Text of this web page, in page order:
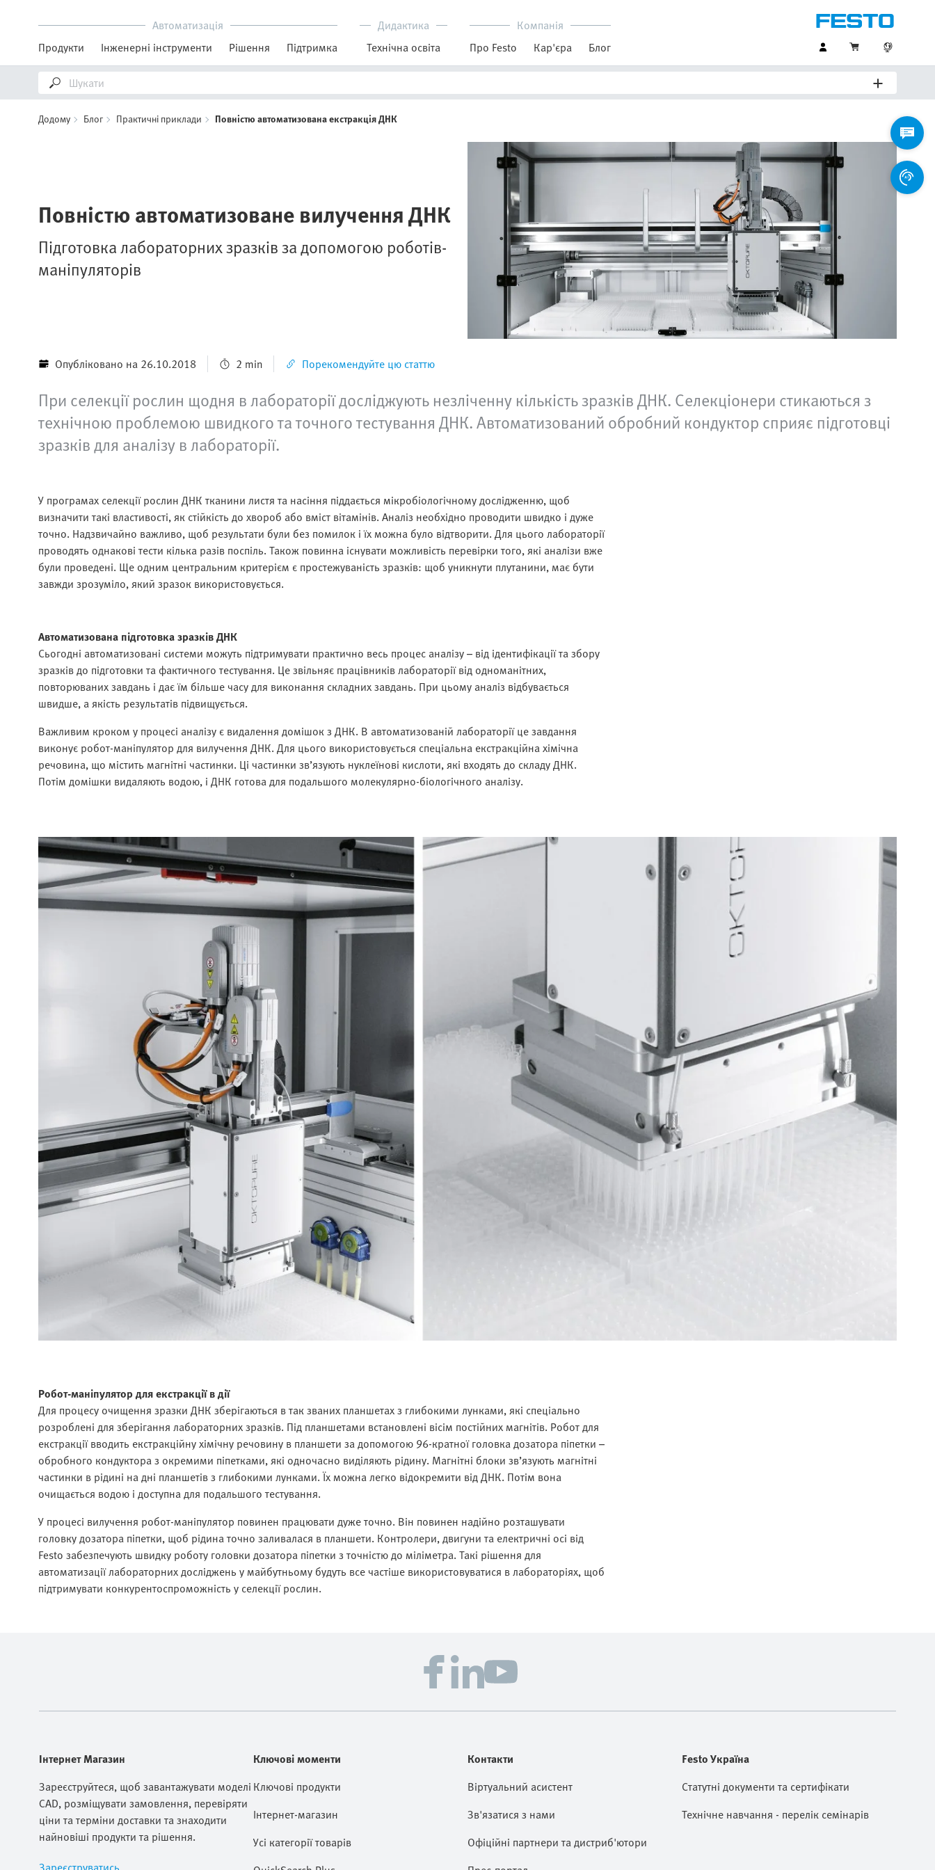
Автоматизація
Продукти
Інженерні інструменти Рішення Підтримка
Дидактика
Технічна освіта
Компанія
Про Festo
Кар'єра Блог
Додому Блог Практичні приклади Повністю автоматизована екстракція ДНК
Повністю автоматизоване вилучення ДНК
Підготовка лабораторних зразків за допомогою роботів-
маніпуляторів
Опубліковано на 26.10.2018 2 min Порекомендуйте цю статтю
При селекції рослин щодня в лабораторії досліджують незліченну кількість зразків ДНК. Селекціонери стикаються з
технічною проблемою швидкого та точного тестування ДНК. Автоматизований обробний кондуктор сприяє підготовці
зразків для аналізу в лабораторії.
У програмах селекції рослин ДНК тканини листя та насіння піддається мікробіологічному дослідженню, щоб
визначити такі властивості, як стійкість до хвороб або вміст вітамінів. Аналіз необхідно проводити швидко і дуже
точно. Надзвичайно важливо, щоб результати були без помилок і їх можна було відтворити. Для цього лабораторії
проводять однакові тести кілька разів поспіль. Також повинна існувати можливість перевірки того, які аналізи вже
були проведені. Ще одним центральним критерієм є простежуваність зразків: щоб уникнути плутанини, має бути
завжди зрозуміло, який зразок використовується.
Автоматизована підготовка зразків ДНК
Сьогодні автоматизовані системи можуть підтримувати практично весь процес аналізу – від ідентифікації та збору
зразків до підготовки та фактичного тестування. Це звільняє працівників лабораторії від одноманітних,
повторюваних завдань і дає їм більше часу для виконання складних завдань. При цьому аналіз відбувається
швидше, а якість результатів підвищується.
Важливим кроком у процесі аналізу є видалення домішок з ДНК. В автоматизованій лабораторії це завдання
виконує робот-маніпулятор для вилучення ДНК. Для цього використовується спеціальна екстракційна хімічна
речовина, що містить магнітні частинки. Ці частинки зв’язують нуклеїнові кислоти, які входять до складу ДНК.
Потім домішки видаляють водою, і ДНК готова для подальшого молекулярно-біологічного аналізу.
Робот-маніпулятор для екстракції в дії
Для процесу очищення зразки ДНК зберігаються в так званих планшетах з глибокими лунками, які спеціально
розроблені для зберігання лабораторних зразків. Під планшетами встановлені вісім постійних магнітів. Робот для
екстракції вводить екстракційну хімічну речовину в планшети за допомогою 96-кратної головка дозатора піпетки –
обробного кондуктора з окремими піпетками, які одночасно виділяють рідину. Магнітні блоки зв’язують магнітні
частинки в рідині на дні планшетів з глибокими лунками. Їх можна легко відокремити від ДНК. Потім вона
очищається водою і доступна для подальшого тестування.
У процесі вилучення робот-маніпулятор повинен працювати дуже точно. Він повинен надійно розташувати
головку дозатора піпетки, щоб рідина точно заливалася в планшети. Контролери, двигуни та електричні осі від
Festo забезпечують швидку роботу головки дозатора піпетки з точністю до міліметра. Такі рішення для
автоматизації лабораторних досліджень у майбутньому будуть все частіше використовуватися в лабораторіях, щоб
підтримувати конкурентоспроможність у селекції рослин.
Інтернет Магазин
Зареєструйтеся, щоб завантажувати моделі
CAD, розміщувати замовлення, перевіряти
ціни та терміни доставки та знаходити
найновіші продукти та рішення.
Ключові моменти
Ключові продукти
Інтернет-магазин
Усі категорії товарів
Контакти
Віртуальний асистент
Зв'язатися з нами
Офіційні партнери та дистриб'ютори
Festo Україна
Статутні документи та сертифікати
Технічне навчання - перелік семінарів